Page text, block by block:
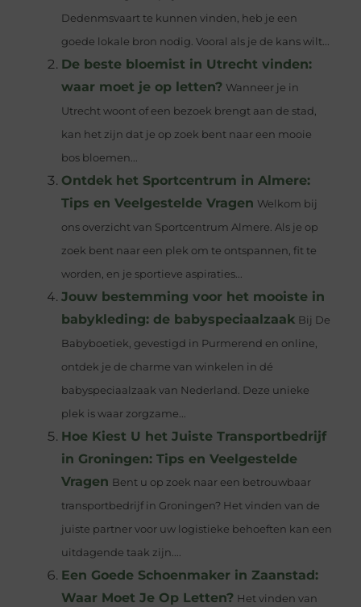
Dedenmsvaart te kunnen vinden, heb je een
goede lokale bron nodig. Vooral als je de kans wilt...
De beste bloemist in Utrecht vinden:
waar moet je op letten? Wanneer je in
Utrecht woont of een bezoek brengt aan de stad,
kan het zijn dat je op zoek bent naar een mooie
bos bloemen...
Ontdek het Sportcentrum in Almere:
Tips en Veelgestelde Vragen Welkom bij
ons overzicht van Sportcentrum Almere. Als je op
zoek bent naar een plek om te ontspannen, fit te
worden, en je sportieve aspiraties...
Jouw bestemming voor het mooiste in
babykleding: de babyspeciaalzaak Bij De
Babyboetiek, gevestigd in Purmerend en online,
ontdek je de charme van winkelen in dé
babyspeciaalzaak van Nederland. Deze unieke
plek is waar zorgzame...
Hoe Kiest U het Juiste Transportbedrijf
in Groningen: Tips en Veelgestelde
Vragen Bent u op zoek naar een betrouwbaar
transportbedrijf in Groningen? Het vinden van de
juiste partner voor uw logistieke behoeften kan een
uitdagende taak zijn....
Een Goede Schoenmaker in Zaanstad:
Waar Moet Je Op Letten? Het vinden van